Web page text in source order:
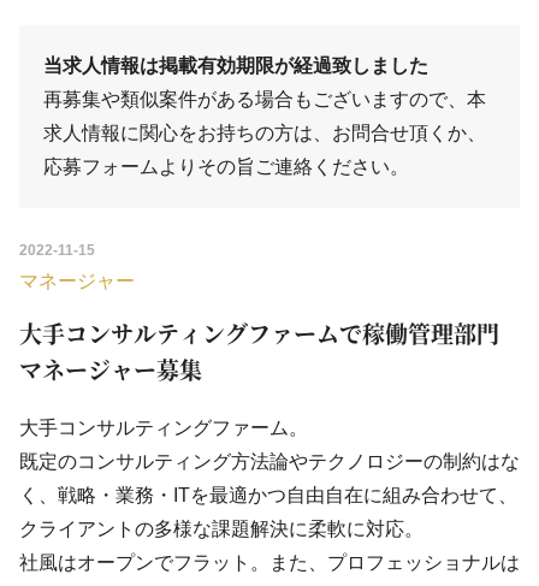
当求人情報は掲載有効期限が経過致しました
再募集や類似案件がある場合もございますので、本
求人情報に関心をお持ちの方は、 お問合せ頂くか、
応募フォーム よりその旨ご連絡ください。
2022-11-15
マネージャー
大手コンサルティングファームで稼働管理部門
マネージャー募集
大手コンサルティングファーム。
既定のコンサルティング方法論やテクノロジーの制約はな
く、戦略・業務・ITを最適かつ自由自在に組み合わせて、
クライアントの多様な課題解決に柔軟に対応。
社風はオープンでフラット。また、プロフェッショナルは